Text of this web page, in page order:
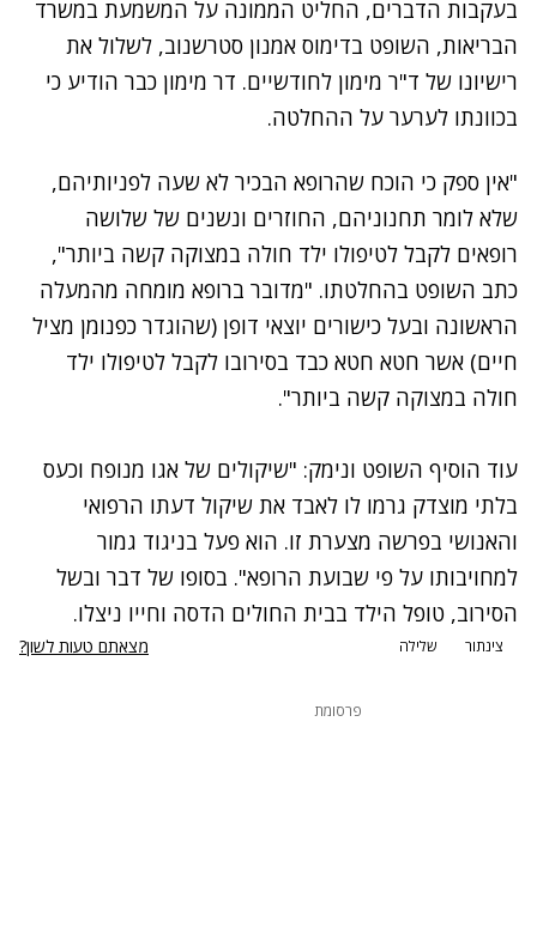
בעקבות הדברים, החליט הממונה על המשמעת במשרד
הבריאות, השופט בדימוס אמנון סטרשנוב, לשלול את
רישיונו של ד"ר מימון לחודשיים. דר מימון כבר הודיע כי
בכוונתו לערער על ההחלטה.
"אין ספק כי הוכח שהרופא הבכיר לא שעה לפניותיהם,
שלא לומר תחנוניהם, החוזרים ונשנים של שלושה
רופאים לקבל לטיפולו ילד חולה במצוקה קשה ביותר",
כתב השופט בהחלטתו. "מדובר ברופא מומחה מהמעלה
הראשונה ובעל כישורים יוצאי דופן (שהוגדר כפנומן מציל
חיים) אשר חטא חטא כבד בסירובו לקבל לטיפולו ילד
חולה במצוקה קשה ביותר".
עוד הוסיף השופט ונימק: "שיקולים של אגו מנופח וכעס
בלתי מוצדק גרמו לו לאבד את שיקול דעתו הרפואי
והאנושי בפרשה מצערת זו. הוא פעל בניגוד גמור
למחויבותו על פי שבועת הרופא". בסופו של דבר ובשל
הסירוב, טופל הילד בבית החולים הדסה וחייו ניצלו.
צינתור שלילה מצאתם טעות לשון?
פרסומת